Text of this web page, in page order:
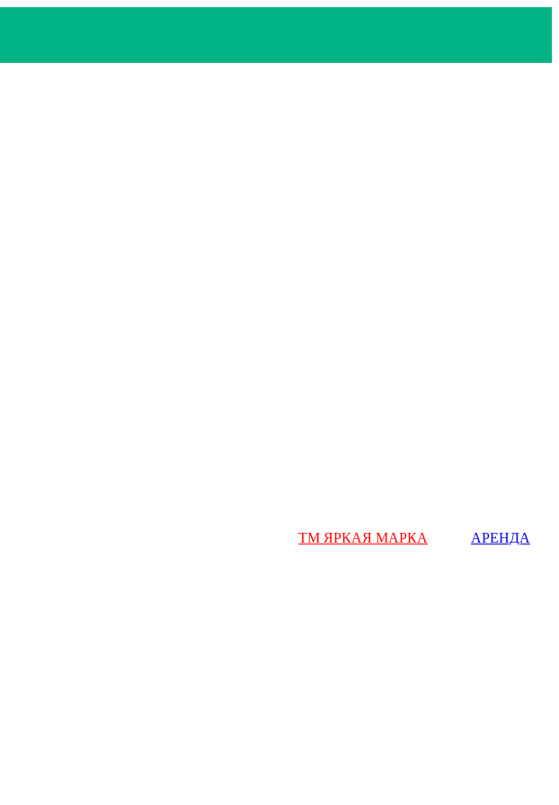
ТМ ЯРКАЯ МАРКА АРЕНДА